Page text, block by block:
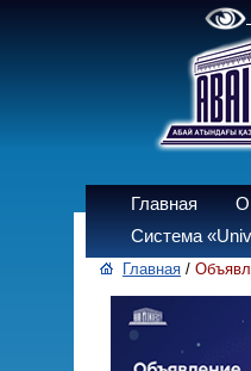
Главная О
Система
Главная /